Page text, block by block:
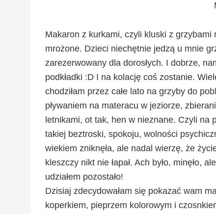
Makaron z kurkami, czyli kluski z grzybami
mrożone. Dzieci niechętnie jedzą u mnie
zarezerwowany dla dorosłych. I dobrze,
podkładki :D I na kolację coś zostanie.
chodziłam przez całe lato na grzyby do
pływaniem na materacu w jeziorze,
letnikami, ot tak, hen w nieznane. Czyli na
takiej beztroski, spokoju, wolności
wiekiem zniknęła, ale nadal wierzę, że
kleszczy nikt nie łapał. Ach było, minęło,
udziałem pozostało!
Dzisiaj zdecydowałam się pokazać wam
koperkiem, pieprzem kolorowym i